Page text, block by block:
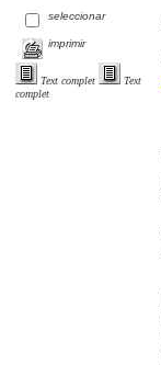
seleccionar
imprimir
Text complet
Text
complet